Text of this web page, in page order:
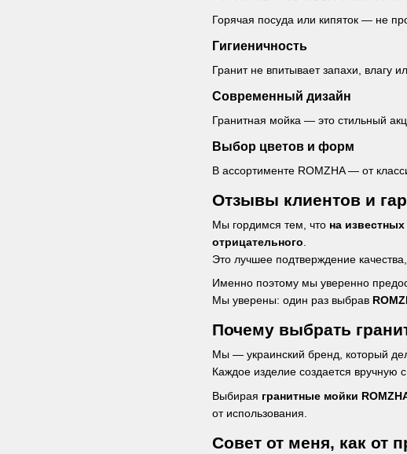
Горячая посуда или кипяток — не
Гигиеничность
Гранит не впитывает запахи, влагу
Современный дизайн
Гранитная мойка — это стильный
Выбор цветов и форм
В ассортименте ROMZHA — от
Отзывы клиентов и
Мы гордимся тем, что на
отрицательного
Это лучшее подтверждение
Именно поэтому мы уверенно
Мы уверены: один раз выбрав
Почему выбрать
Мы — украинский бренд, который
Каждое изделие создается вручную
Выбирая гранитные мойки
от использования.
Совет от меня, как от